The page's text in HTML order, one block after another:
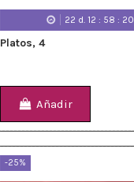
22 d. 12 :58 :18
Platos, 4
Añadir
-25%